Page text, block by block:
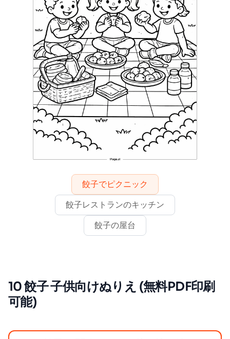
餃子でピクニック
餃子レストランのキッチン
餃子の屋台
10 餃子 子供向けぬりえ (無料PDF印刷
可能)